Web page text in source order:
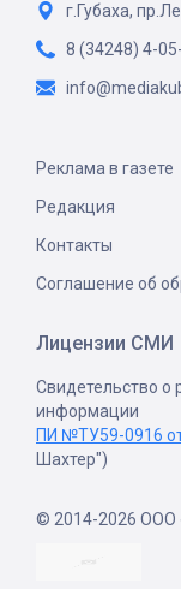
г.Губаха,
8 (34248) 4-
Реклама в газете
Редакция
Контакты
Соглашение об
Лицензии СМИ
Свидетельство о
информации
ПИ №ТУ59-0916
Шахтер")
© 2014-2026 ООО